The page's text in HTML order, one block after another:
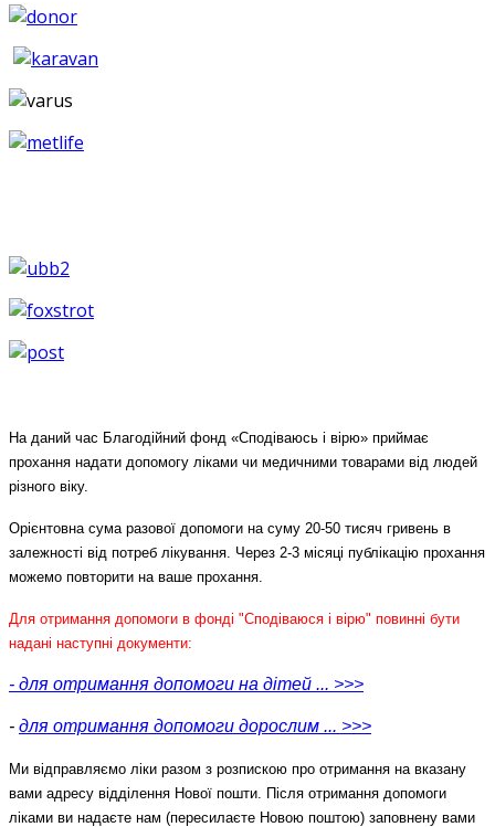
На даний час Благодійний фонд «Сподіваюсь і вірю» приймає
прохання надати допомогу ліками чи медичними товарами від людей
різного віку.
Орієнтовна сума разової допомоги на суму 20-50 тисяч гривень в
залежності від потреб лікування. Через 2-3 місяці публікацію прохання
можемо повторити на ваше прохання.
Для отримання допомоги в фонді "Сподіваюся і вірю" повинні бути
надані наступні документи:
- для отримання допомоги на дітей ... >>>
- для отримання допомоги дорослим ... >>>
Ми відправляємо ліки разом з розпискою про отримання на вказану
вами адресу відділення Нової пошти. Після отримання допомоги
ліками ви надаєте нам (пересилаєте Новою поштою) заповнену вами